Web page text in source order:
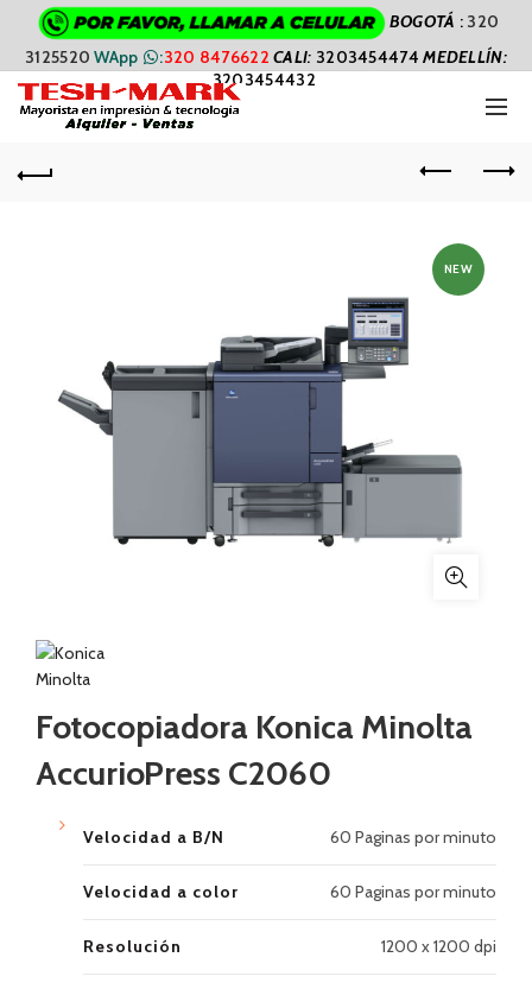
BOGOTÁ : 320
3125520WApp :320 8476622 CALI: 3203454474MEDELLÍN:
3203454432
NEW
Fotocopiadora Konica Minolta
AccurioPress C2060
Velocidad a B/N 60 Paginas por minuto
Velocidad a color 60 Paginas por minuto
Resolución 1200 x 1200 dpi